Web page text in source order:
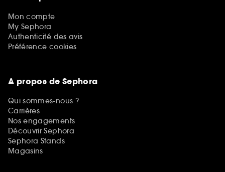
Mon compte
My Sephora
Authenticité des avis
Préférence cookies
A propos de Sephora
Qui sommes-nous ?
Carrières
Nos engagements
Découvrir Sephora
Sephora Stands
Magasins